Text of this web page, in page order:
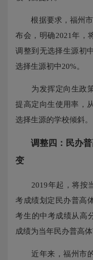
根据要求，福州市
布会，明确2021年，
调整到无选择生源初
选择生源初中20%。
为发挥定向生政策
提高定向生使用率，
选择生源的学校倾斜。
调整四：民办
变
2019年起，将按当
考成绩划定民办普高
考生的中考成绩从高
成绩为当年民办普高
近年来，福州市的